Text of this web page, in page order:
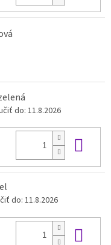
do:11.8.2026
do:11.8.2026